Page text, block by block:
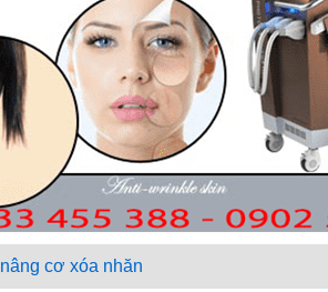
cơ xóa nhăn